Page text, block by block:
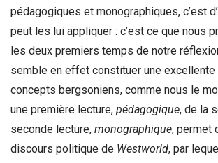
pédagogiques et monographiques, c’est
peut les lui appliquer : c’est ce que nous
les deux premiers temps de notre
semble en effet constituer une
concepts bergsoniens, comme nous le
une première lecture, pédagogique, de la
seconde lecture, monographique, permet
discours politique de Westworld, par